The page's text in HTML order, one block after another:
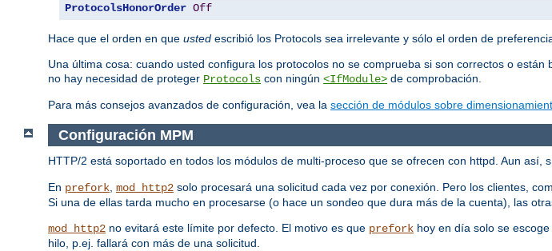
ProtocolsHonorOrder Off
Hace que el orden en que usted escribió los Protocols sea irrelevante y sólo el orden de
Una última cosa: cuando usted configura los protocolos no se comprueba si son correctos o
no hay necesidad de proteger Protocols con ningún <IfModule> de comprobación.
Para más consejos avanzados de configuración, vea la sección de módulos sobre
Configuración MPM
HTTP/2 está soportado en todos los módulos de multi-proceso que se ofrecen con httpd. Aun así,
En prefork, mod_http2 solo procesará una solicitud cada vez por conexión. Pero los clientes,
Si una de ellas tarda mucho en procesarse (o hace un sondeo que dura más de la cuenta), las
mod_http2 no evitará este límite por defecto. El motivo es que prefork hoy en día solo se
hilo, p.ej. fallará con más de una solicitud.